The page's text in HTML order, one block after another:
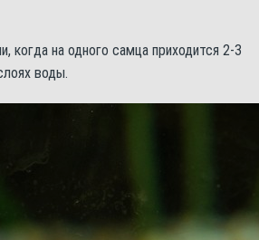
на одного самца приходится 2-3
воды.